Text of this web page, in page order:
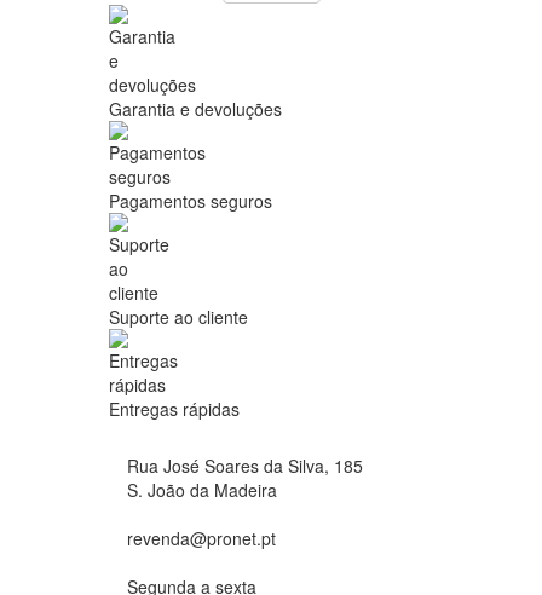
Garantia e devoluções
Pagamentos seguros
Suporte ao cliente
Entregas rápidas
Rua José Soares da Silva, 185
S. João da Madeira
revenda@pronet.pt
Segunda a sexta